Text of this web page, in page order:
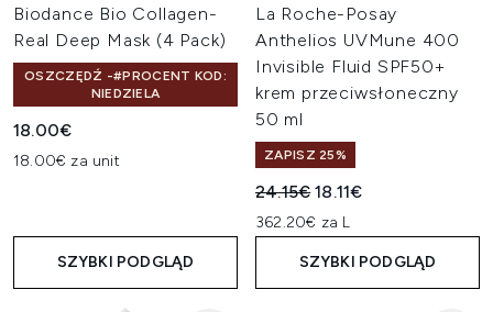
Biodance Bio Collagen-
Real Deep Mask (4 Pack)
OSZCZĘDŹ -#PROCENT KOD:
NIEDZIELA
18.00€
18.00€ za unit
SZYBKI PODGLĄD
La Roche-Posay
Anthelios UVMune 400
Invisible Fluid SPF50+
krem przeciwsłoneczny
50 ml
ZAPISZ 25%
Sugerowana cena
24.15€Aktualna cena:
18.11€
362.20€ za L
SZYBKI PODGLĄD